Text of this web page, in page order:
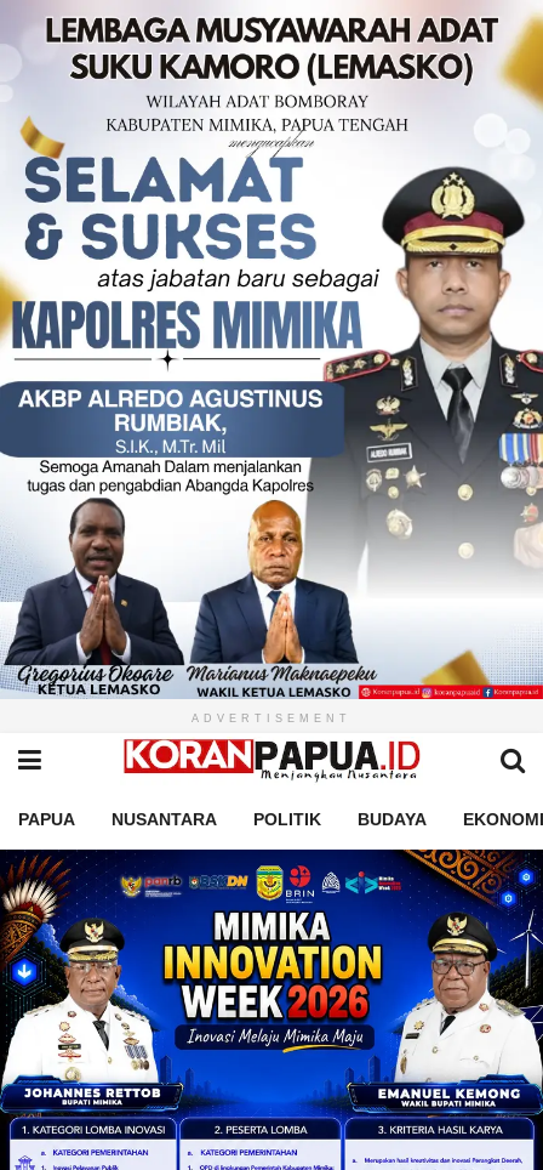
ADVERTISEMENT
PAPUA NUSANTARA POLITIK BUDAYA EKONOMI